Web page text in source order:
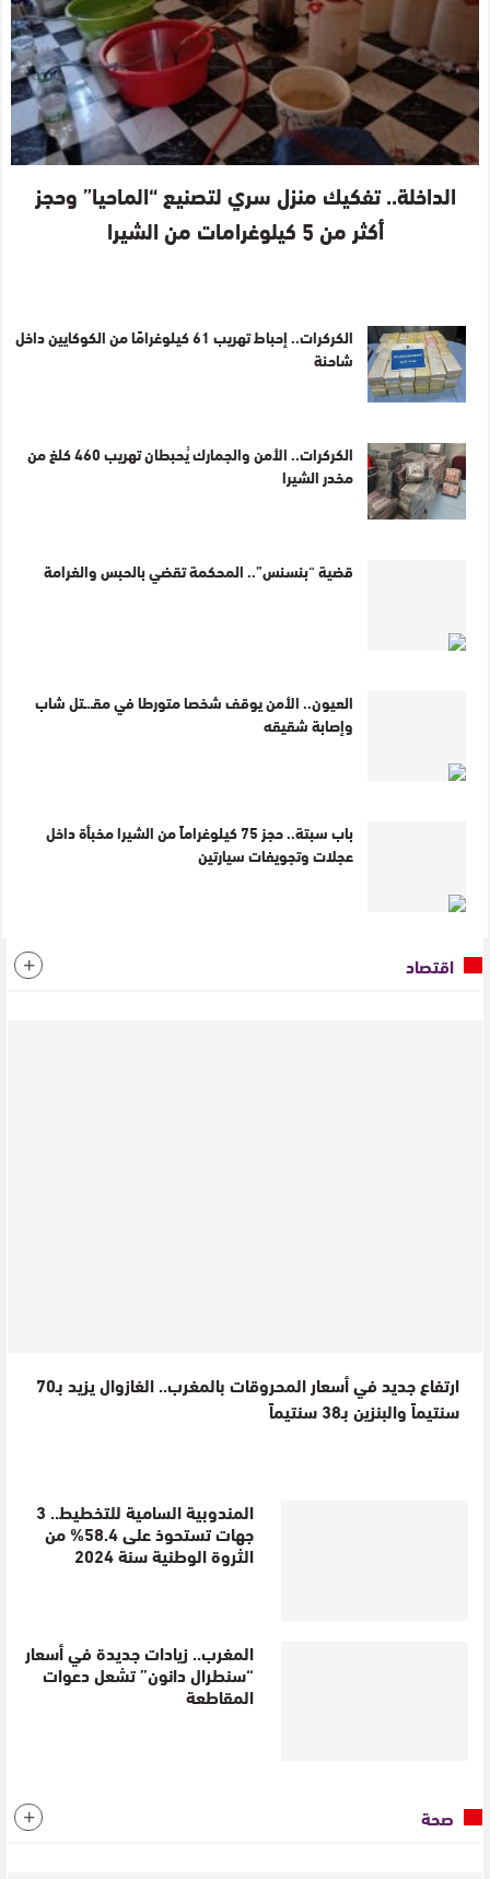
الداخلة.. تفكيك منزل سري لتصنيع “الماحيا” وحجز
أكثر من 5 كيلوغرامات من الشيرا
الكركرات.. إحباط تهريب 61 كيلوغرامًا من الكوكايين داخل
شاحنة
الكركرات.. الأمن والجمارك يُحبطان تهريب 460 كلغ من
مخدر الشيرا
قضية “بنسنس”.. المحكمة تقضي بالحبس والغرامة
العيون.. الأمن يوقف شخصا متورطا في مقـ.ـتل شاب
وإصابة شقيقه
باب سبتة.. حجز 75 كيلوغراماً من الشيرا مخبأة داخل
عجلات وتجويفات سيارتين
اقتصاد
ارتفاع جديد في أسعار المحروقات بالمغرب.. الغازوال يزيد بـ70
سنتيماً والبنزين بـ38 سنتيماً
المندوبية السامية للتخطيط.. 3
جهات تستحوذ على 58.4% من
الثروة الوطنية سنة 2024
المغرب.. زيادات جديدة في أسعار
“سنطرال دانون” تشعل دعوات
المقاطعة
صحة